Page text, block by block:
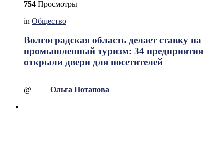
754 Просмотры
in Общество
Волгоградская область делает ставку на
промышленный туризм: 34 предприятия
открыли двери для посетителей
@ Ольга Потапова